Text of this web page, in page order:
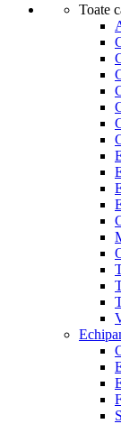
Toate